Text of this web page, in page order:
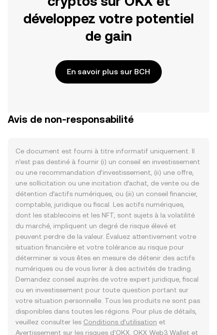
développez votre potentiel
de gain
En savoir plus sur BCH
Avis de non-responsabilité
Ce document est fourni à titre informatif uniquement. Il
n’est pas destiné à fournir (i) un conseil en investissement
ou une recommandation d’investissement, (ii) une offre,
une sollicitation ou une incitation d’achat, de vente ou de
détention d’actifs numériques, ou (iii) un conseil financier,
comptable, juridique ou fiscal. Les actifs numériques,
dont les stablecoins et les NFT, sont sujets à la volatilité
du marché, impliquent un degré de risque élevé et
peuvent perdre de la valeur. Évaluez attentivement votre
situation financière et votre tolérance au risque pour
déterminer si vous êtes en mesure de détenir des actifs
numériques ou de vous livrer à des activités de trading.
Demandez conseil auprès de votre expert juridique, fiscal
ou en investissement pour toute question portant sur
votre situation personnelle. Tous les produits ne sont pas
disponibles dans toutes les régions. Pour plus de détails,
veuillez consulter les Conditions d’utilisation et
Avertissement sur les risques d'OKX. OKX Web3 Wallet et